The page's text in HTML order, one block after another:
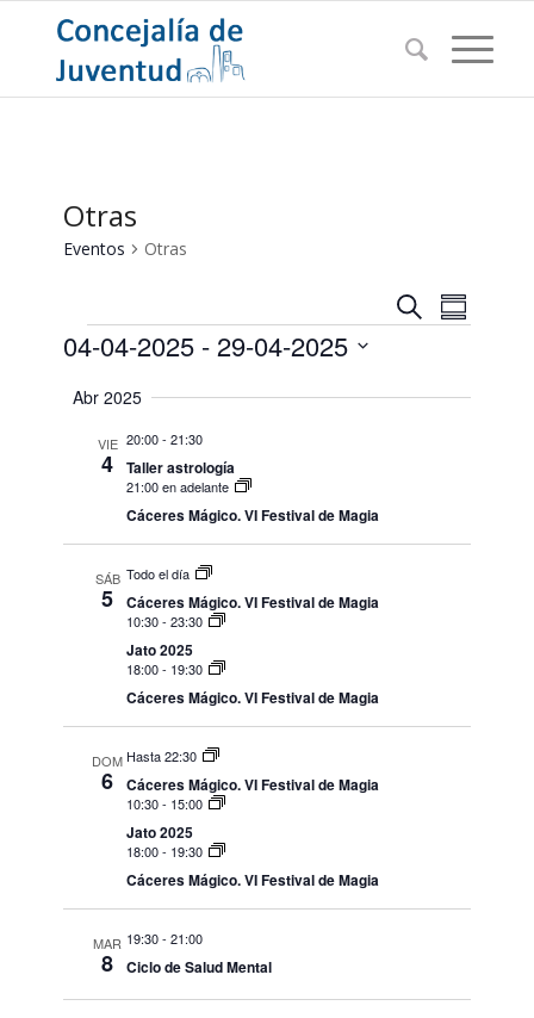
Otras
Eventos Otras
y
Buscar
de
Evento
Resumen
Eventos
04-04-2025 - 29-04-2025
fecha.
Abr 2025
VIE
4
20:00-21:30
Taller astrología
21:00 en adelante
Cáceres Mágico. VI Festival de Magia
SÁB
5
Todo el día
Cáceres Mágico. VI Festival de Magia
10:30-23:30
Jato 2025
18:00- 19:30
Cáceres Mágico. VI Festival de Magia
DOM
6
Hasta 22:30
Cáceres Mágico. VI Festival de Magia
10:30- 15:00
Jato 2025
18:00- 19:30
Cáceres Mágico. VI Festival de Magia
MAR
8
19:30-21:00
Ciclo de Salud Mental